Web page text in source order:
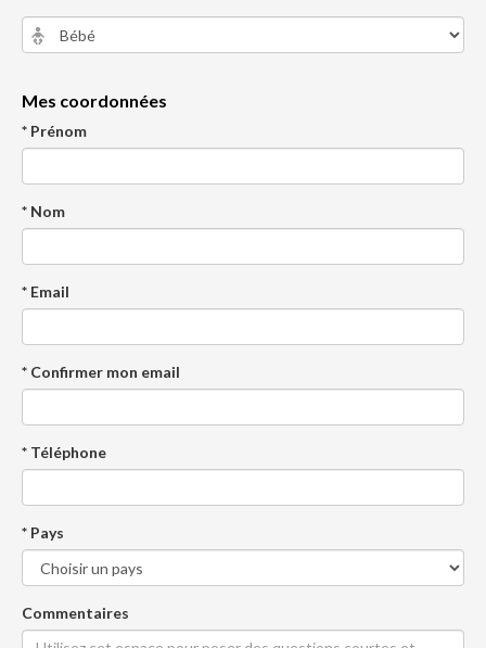
Mes coordonnées
* Prénom
* Nom
* Email
* Confirmer mon email
* Téléphone
* Pays
Commentaires